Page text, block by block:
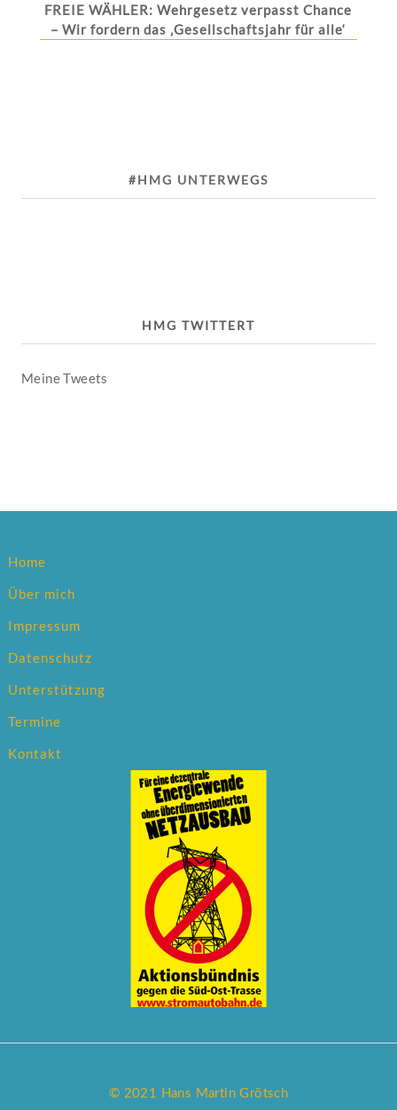
FREIE WÄHLER: Wehrgesetz verpasst Chance
– Wir fordern das ‚Gesellschaftsjahr für alle‘
#HMG UNTERWEGS
HMG TWITTERT
Meine Tweets
Home
Über mich
Impressum
Datenschutz
Unterstützung
Termine
Kontakt
© 2021 Hans Martin Grötsch